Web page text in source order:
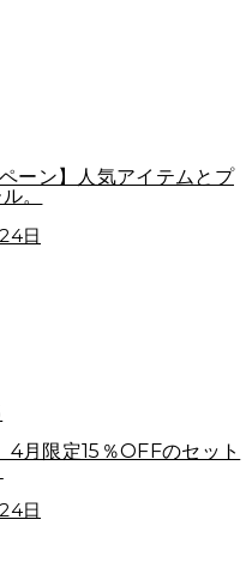
ーン】人気アイテムとプ
。
日
4月限定15％OFFのセット
日